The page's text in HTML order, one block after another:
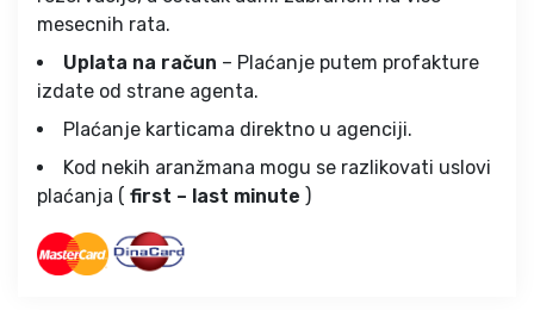
mesecnih rata.
Uplata na račun – Plaćanje putem profakture
izdate od strane agenta.
Plaćanje karticama direktno u agenciji.
Kod nekih aranžmana mogu se razlikovati uslovi
plaćanja ( first – last minute )